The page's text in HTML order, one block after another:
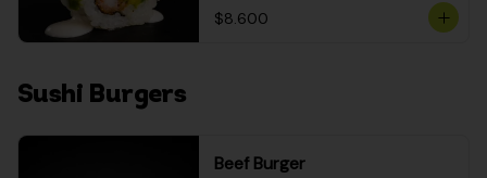
$8.600
Sushi Burgers
Beef Burger